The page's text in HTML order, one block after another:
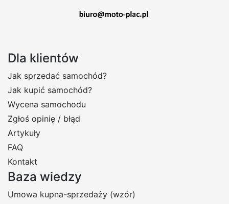
Dla klientów
Jak sprzedać samochód?
Jak kupić samochód?
Wycena samochodu
Zgłoś opinię / błąd
Artykuły
FAQ
Kontakt
Baza wiedzy
Umowa kupna-sprzedaży (wzór)